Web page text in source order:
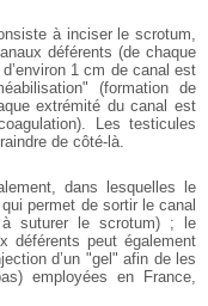
à inciser le scrotum,
déférents (de chaque
1 cm de canal est
(formation de
extrémité du canal est
Les testicules
de côté-là.
dans lesquelles le
permet de sortir le canal
suturer le scrotum) ; le
déférents peut également
d’un "gel" afin de les
employées en France,